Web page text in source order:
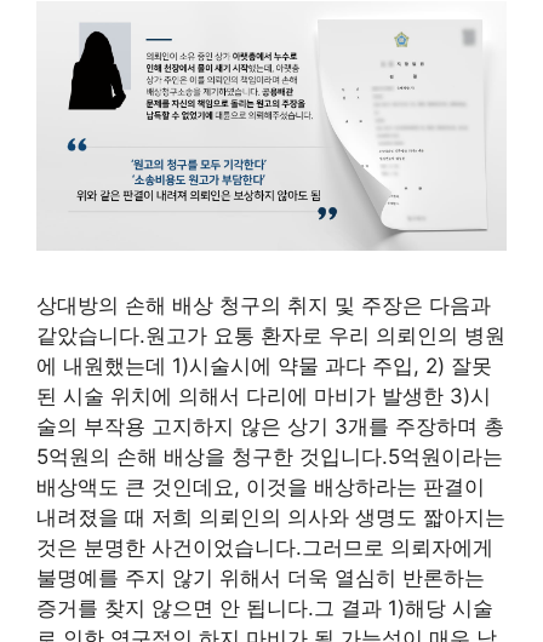
상대방의 손해 배상 청구의 취지 및 주장은 다음과
같았습니다.원고가 요통 환자로 우리 의뢰인의 병원
에 내원했는데 1)시술시에 약물 과다 주입, 2) 잘못
된 시술 위치에 의해서 다리에 마비가 발생한 3)시
술의 부작용 고지하지 않은 상기 3개를 주장하며 총
5억원의 손해 배상을 청구한 것입니다.5억원이라는
배상액도 큰 것인데요, 이것을 배상하라는 판결이
내려졌을 때 저희 의뢰인의 의사와 생명도 짧아지는
것은 분명한 사건이었습니다.그러므로 의뢰자에게
불명예를 주지 않기 위해서 더욱 열심히 반론하는
증거를 찾지 않으면 안 됩니다.그 결과 1)해당 시술